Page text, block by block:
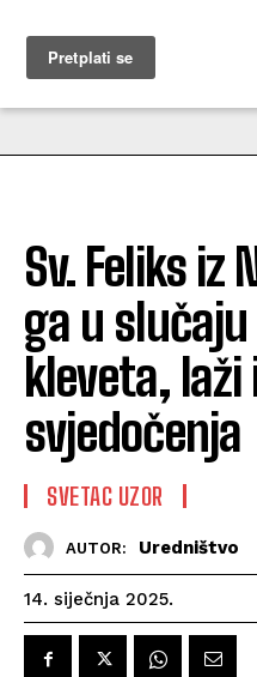
MUŽEVNI
Sv. Feliks iz
ga u
kleveta, laži
svjedočenja
SVETAC UZOR
AUTOR: Uredništvo
14. siječnja 2025.